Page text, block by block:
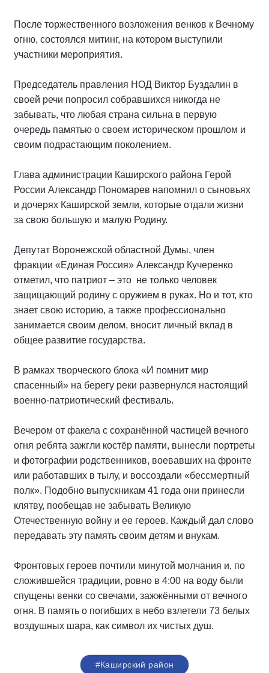
После торжественного возложения венков к Вечному
огню, состоялся митинг, на котором выступили
участники мероприятия.
Председатель правления НОД Виктор Буздалин в
своей речи попросил собравшихся никогда не
забывать, что любая страна сильна в первую
очередь памятью о своем историческом прошлом и
своим подрастающим поколением.
Глава администрации Каширского района Герой
России Александр Пономарев напомнил о сыновьях
и дочерях Каширской земли, которые отдали жизни
за свою большую и малую Родину.
Депутат Воронежской областной Думы, член
фракции «Единая Россия» Александр Кучеренко
отметил, что патриот – это не только человек
защищающий родину с оружием в руках. Но и тот, кто
знает свою историю, а также профессионально
занимается своим делом, вносит личный вклад в
общее развитие государства.
В рамках творческого блока «И помнит мир
спасенный» на берегу реки развернулся настоящий
военно-патриотический фестиваль.
Вечером от факела с сохранённой частицей вечного
огня ребята зажгли костёр памяти, вынесли портреты
и фотографии родственников, воевавших на фронте
или работавших в тылу, и воссоздали «бессмертный
полк». Подобно выпускникам 41 года они принесли
клятву, пообещав не забывать Великую
Отечественную войну и ее героев. Каждый дал слово
передавать эту память своим детям и внукам.
Фронтовых героев почтили минутой молчания и, по
сложившейся традиции, ровно в 4:00 на воду были
спущены венки со свечами, зажжёнными от вечного
огня. В память о погибших в небо взлетели 73 белых
воздушных шара, как символ их чистых душ.
#Каширский район